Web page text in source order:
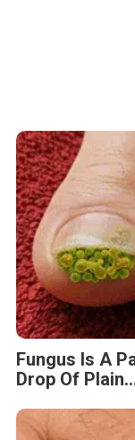
Fungus Is A
Drop Of